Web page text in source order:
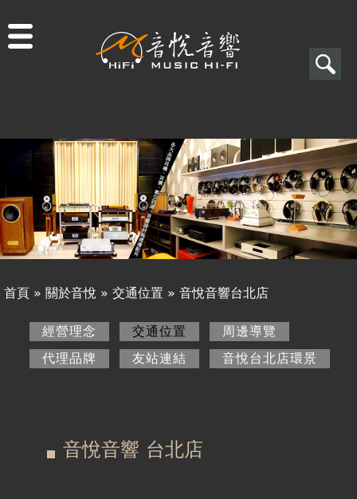
搜
表
單
搜
尋
交通位置
代理品牌
友站連結
音悅台北店環景
最新消息
您
首頁 » 關於音悅 » 交通位置 » 音悅音響台北店
經營理念 交通位置 (作用中頁籤)
周邊導覽
代理品牌
友站連結 音悅台北店環景
音悅音響 台北店